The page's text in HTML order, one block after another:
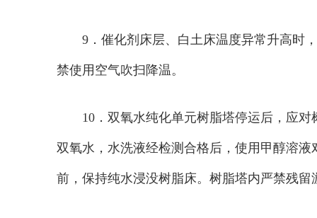
9．催化剂床层、白土床温度异常升高时
禁使用空气吹扫降温。
10．双氧水纯化单元树脂塔停运后，应
双氧水，水洗液经检测合格后，使用甲醇溶
前，保持纯水浸没树脂床。树脂塔内严禁残